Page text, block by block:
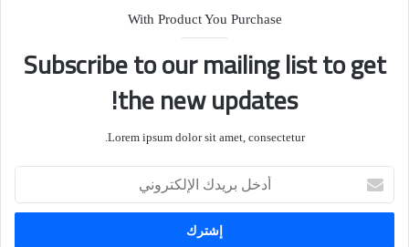
With Product You Purchase
Subscribe to our mailing list to get
the new updates!
Lorem ipsum dolor sit amet, consectetur.
بريدك
الإلكتروني